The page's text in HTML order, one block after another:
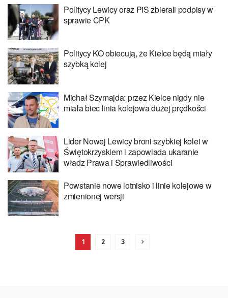
Politycy Lewicy oraz PiS zbierali podpisy w
sprawie CPK
Politycy KO obiecują, że Kielce będą miały
szybką kolej
Michał Szymajda: przez Kielce nigdy nie
miała biec linia kolejowa dużej prędkości
Lider Nowej Lewicy broni szybkiej kolei w
Świętokrzyskiem i zapowiada ukaranie
władz Prawa i Sprawiedliwości
Powstanie nowe lotnisko i linie kolejowe w
zmienionej wersji
1 2 3